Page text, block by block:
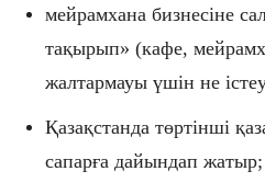
мейрамхана бизнесіне
тақырып» (кафе,
жалтармауы үшін не
Қазақстанда төртінші
сапарға дайындап жатыр;